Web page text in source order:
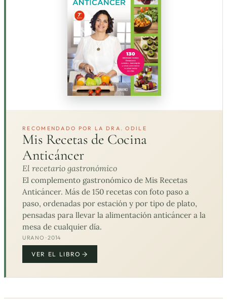
RECOMENDADO POR LA DRA. ODILE
Mis Recetas de Cocina
Anticáncer
El recetario gastronómico
El complemento gastronómico de Mis Recetas
Anticáncer. Más de 150 recetas con foto paso a
paso, ordenadas por estación y por tipo de plato,
pensadas para llevar la alimentación anticáncer a la
mesa de cualquier día.
URANO · 2014
VER EL LIBRO